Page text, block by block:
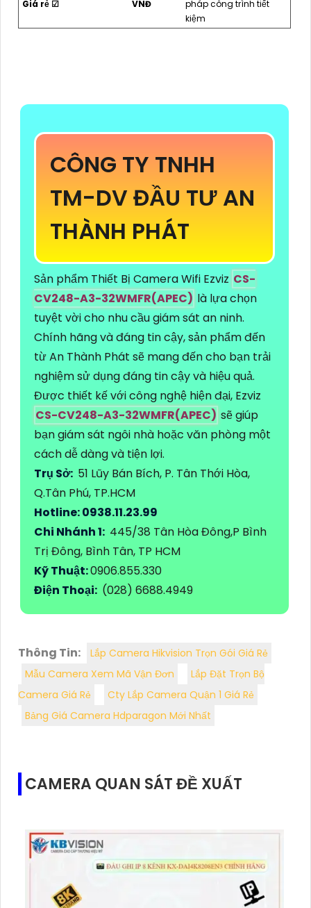
Giá rẻ ☑ VNĐ
pháp công trình tiết
kiệm
CÔNG TY TNHH
TM-DV ĐẦU TƯ AN
THÀNH PHÁT
Sản phẩm Thiết Bị Camera Wifi Ezviz CS-
CV248-A3-32WMFR(APEC) là lựa chọn
tuyệt vời cho nhu cầu giám sát an ninh.
Chính hãng và đáng tin cậy, sản phẩm đến
từ An Thành Phát sẽ mang đến cho bạn trải
nghiệm sử dụng đáng tin cậy và hiệu quả.
Được thiết kế với công nghệ hiện đại, Ezviz
CS-CV248-A3-32WMFR(APEC) sẽ giúp
bạn giám sát ngôi nhà hoặc văn phòng một
cách dễ dàng và tiện lợi.
Trụ Sở: 51 Lũy Bán Bích, P. Tân Thới Hòa,
Q.Tân Phú, TP.HCM
Hotline: 0938.11.23.99
Chi Nhánh 1: 445/38 Tân Hòa Đông,P Bình
Trị Đông, Bình Tân, TP HCM
Kỹ Thuật:0906.855.330
Điện Thoại: (028) 6688.4949
Thông Tin:
Lắp Camera Hikvision Trọn Gói Giá Rẻ
Mẫu Camera Xem Mã Vận Đơn
Lắp Đặt Trọn Bộ
Camera Giá Rẻ
Cty Lắp Camera Quận 1 Giá Rẻ
Bảng Giá Camera Hdparagon Mới Nhất
CAMERA QUAN SÁT ĐỀ XUẤT